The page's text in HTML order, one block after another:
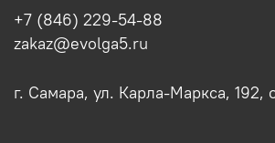
+7 (846) 229-54-88
zakaz@evolga5.ru
г. Самара, ул. Карла-Маркса, 192,